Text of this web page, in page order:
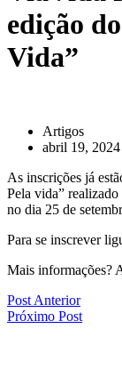
edição
Vida”
Artigos
abril 19, 2024
As inscrições já
Pela vida”
no dia 25 de
Para se inscrever
Mais informações?
Post Anterior
Próximo Post